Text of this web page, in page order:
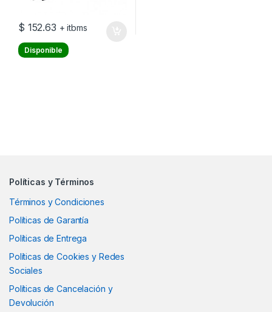
$ 152.63 + itbms
Disponible
Políticas y Términos
Términos y Condiciones
Políticas de Garantía
Políticas de Entrega
Políticas de Cookies y Redes
Sociales
Políticas de Cancelación y
Devolución